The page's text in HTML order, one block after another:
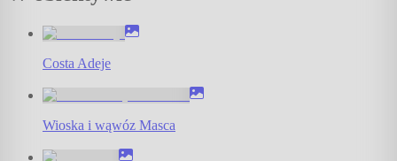
Costa Adeje
Wioska i wąwóz Masca